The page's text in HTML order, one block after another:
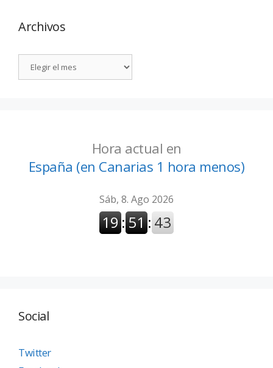
Archivos
Hora actual en
España (en Canarias 1 hora menos)
Social
Twitter